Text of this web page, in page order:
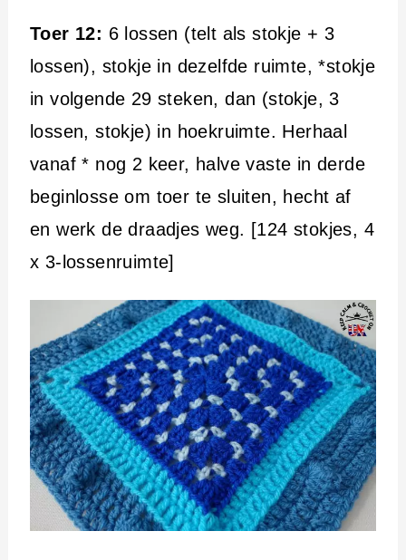
Toer 12: 6 lossen (telt als stokje + 3
lossen), stokje in dezelfde ruimte, *stokje
in volgende 29 steken, dan (stokje, 3
lossen, stokje) in hoekruimte. Herhaal
vanaf * nog 2 keer, halve vaste in derde
beginlosse om toer te sluiten, hecht af
en werk de draadjes weg. [124 stokjes, 4
x 3-lossenruimte]